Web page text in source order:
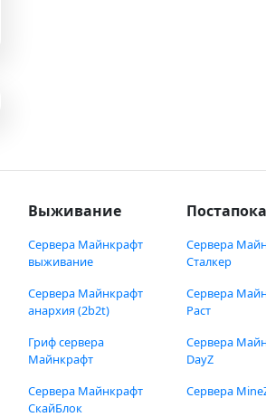
Выживание
Сервера Майнкрафт
выживание
Сервера Майнкрафт
анархия (2b2t)
Гриф сервера
Майнкрафт
Сервера Майнкрафт
СкайБлок
Сервера
Сталкер
Сервера
Раст
Сервера
DayZ
Сервера